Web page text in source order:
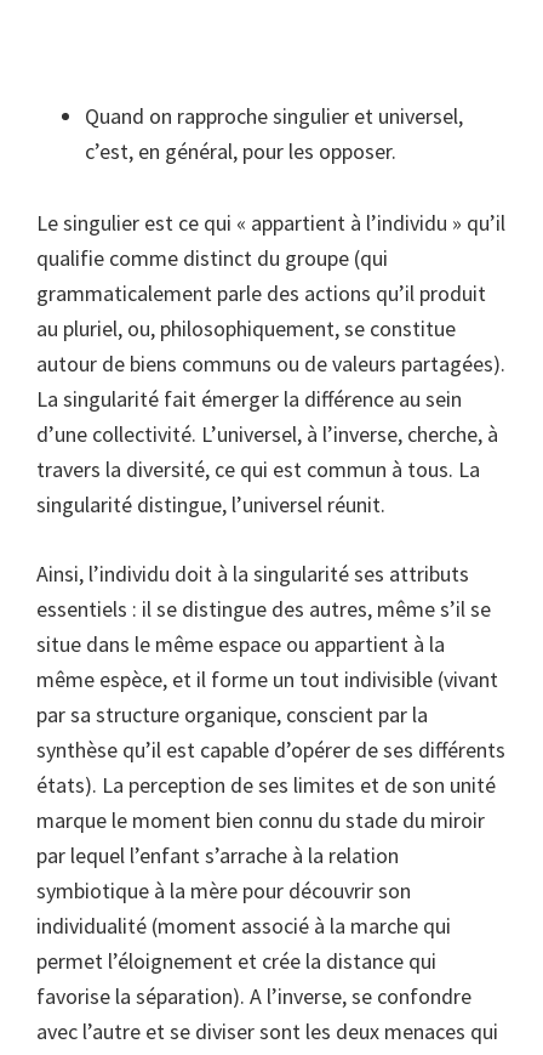
Quand on rapproche singulier et universel,
c’est, en général, pour les opposer.
Le singulier est ce qui « appartient à l’individu » qu’il
qualifie comme distinct du groupe (qui
grammaticalement parle des actions qu’il produit
au pluriel, ou, philosophiquement, se constitue
autour de biens communs ou de valeurs partagées).
La singularité fait émerger la différence au sein
d’une collectivité. L’universel, à l’inverse, cherche, à
travers la diversité, ce qui est commun à tous. La
singularité distingue, l’universel réunit.
Ainsi, l’individu doit à la singularité ses attributs
essentiels : il se distingue des autres, même s’il se
situe dans le même espace ou appartient à la
même espèce, et il forme un tout indivisible (vivant
par sa structure organique, conscient par la
synthèse qu’il est capable d’opérer de ses différents
états). La perception de ses limites et de son unité
marque le moment bien connu du stade du miroir
par lequel l’enfant s’arrache à la relation
symbiotique à la mère pour découvrir son
individualité (moment associé à la marche qui
permet l’éloignement et crée la distance qui
favorise la séparation). A l’inverse, se confondre
avec l’autre et se diviser sont les deux menaces qui